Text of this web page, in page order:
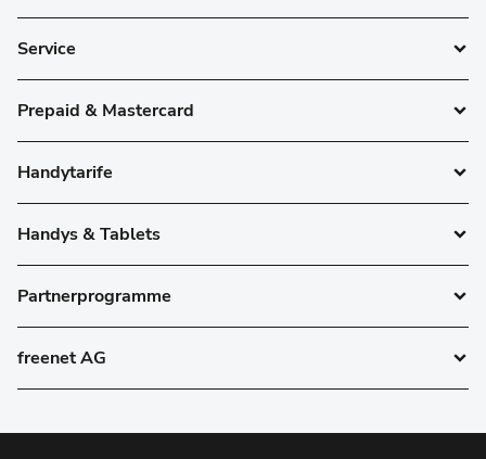
Service
Prepaid & Mastercard
Handytarife
Handys & Tablets
Partnerprogramme
freenet AG